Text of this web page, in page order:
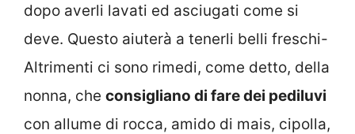
dopo averli lavati ed asciugati come si
deve. Questo aiuterà a tenerli belli freschi-
Altrimenti ci sono rimedi, come detto, della
nonna, che consigliano di fare dei pediluvi
con allume di rocca, amido di mais, cipolla,